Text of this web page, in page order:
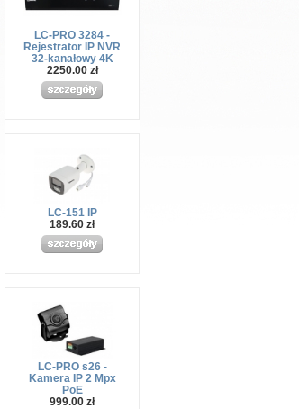
LC-PRO 3284 -
Rejestrator IP NVR
32-kanałowy 4K
2250.00 zł
LC-151 IP
189.60 zł
LC-PRO s26 -
Kamera IP 2 Mpx
PoE
999.00 zł